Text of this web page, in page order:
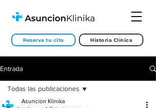
Reserva tu cita Historia Clínica
Entrada
Todas las publicaciones
Asuncion Klinika